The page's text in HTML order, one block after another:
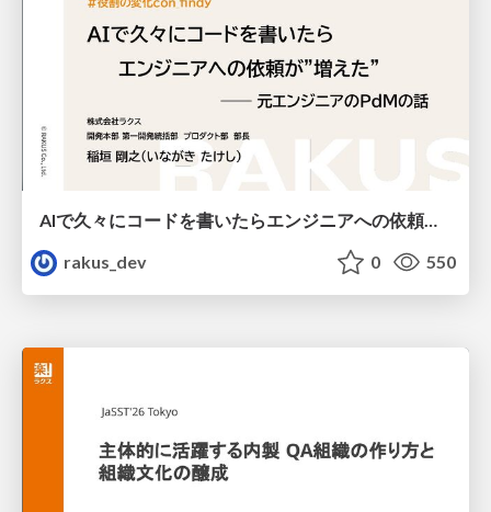
AIで久々にコードを書いたらエンジニアへの依頼が"増えた" ── 元エンジニアのPdMの話 / Using AI to Code Again After a Long Break Increased My Requests to Engineers: Insights from a Former Engineer PdM
rakus_dev
0 550